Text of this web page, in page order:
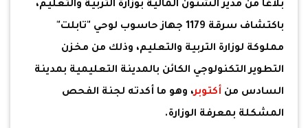
بلاغًا من مدير الشئون المالية بوزارة التربية والتعليم،
باكتشاف سرقة 1179 جهاز حاسوب لوحي "تابلت"
مملوكة لوزارة التربية والتعليم، وذلك من مخزن
التطوير التكنولوجي الكائن بالمدينة التعليمية بمدينة
السادس من أكتوبر، وهو ما أكدته لجنة الفحص
المشكلة بمعرفة الوزارة.